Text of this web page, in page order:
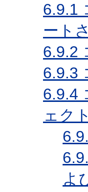
6.9.1
ート
6.9.2
6.9.3
6.9.4
ェク
よ